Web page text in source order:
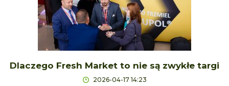
Dlaczego Fresh Market to nie są zwykłe targi
2026-04-17 14:23